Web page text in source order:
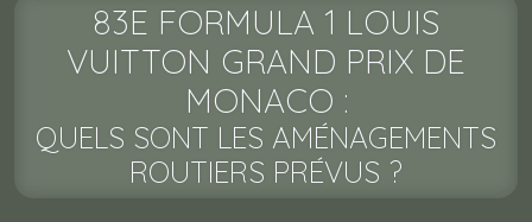
83E FORMULA 1 LOUIS
VUITTON GRAND PRIX DE
MONACO :
QUELS SONT LES AMÉNAGEMENTS
ROUTIERS PRÉVUS ?